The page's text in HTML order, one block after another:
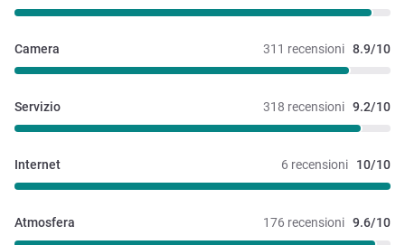
311 recensioni 8.9/10
Camera
318 recensioni 9.2/10
Servizio
6 recensioni 10/10
Internet
176 recensioni 9.6/10
Atmosfera